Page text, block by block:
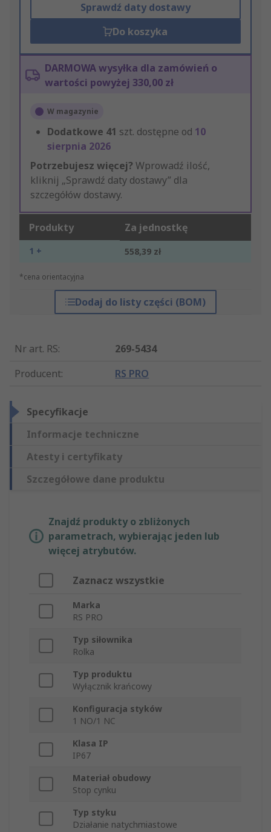
Sprawdź daty dostawy
Do koszyka
DARMOWA wysyłka dla zamówień o
wartości powyżej 330,00 zł
W magazynie
Dodatkowe 41 szt. dostępne od 10
sierpnia 2026
Potrzebujesz więcej? Wprowadź ilość,
kliknij „Sprawdź daty dostawy” dla
szczegółów dostawy.
Produkty Za jednostkę
1 + 558,39 zł
*cena orientacyjna
Dodaj do listy części (BOM)
Nr art. RS:
269-5434
Producent: RS PRO
Specyfikacje
Informacje techniczne
Atesty i certyfikaty
Szczegółowe dane produktu
Znajdź produkty o zbliżonych
parametrach, wybierając jeden lub
więcej atrybutów.
Zaznacz wszystkie
Marka
RS PRO
Typ siłownika
Rolka
Typ produktu
Wyłącznik krańcowy
Konfiguracja styków
1 NO/1 NC
Klasa IP
IP67
Materiał obudowy
Stop cynku
Typ styku
Działanie natychmiastowe